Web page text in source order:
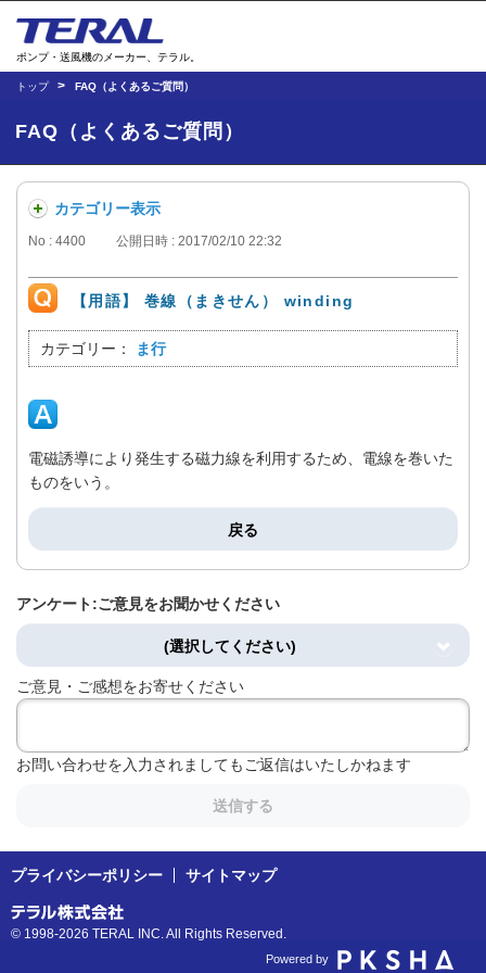
ポンプ・送風機のメーカー、テラル。
トップ FAQ（よくあるご質問）
FAQ（よくあるご質問）
カテゴリー表示
No : 4400 公開日時 : 2017/02/10 22:32
【用語】 巻線（まきせん） winding
カテゴリー： ま行
電磁誘導により発生する磁力線を利用するため、電線を巻いた
ものをいう。
戻る
アンケート:ご意見をお聞かせください
(選択してください)
ご意見・ご感想をお寄せください
お問い合わせを入力されましてもご返信はいたしかねます
送信する
プライバシーポリシー サイトマップ
© 1998-2026 TERAL INC. All Rights Reserved.
Powered by